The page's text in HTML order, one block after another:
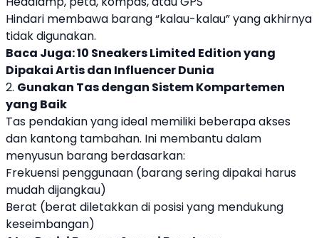
Hindari membawa barang “kalau-kalau” yang akhirnya
tidak digunakan.
Baca Juga:10 Sneakers Limited Edition yang
Dipakai Artis dan Influencer Dunia
2. Gunakan Tas dengan Sistem Kompartemen
yang Baik
Tas pendakian yang ideal memiliki beberapa akses
dan kantong tambahan. Ini membantu dalam
menyusun barang berdasarkan:
Frekuensi penggunaan (barang sering dipakai harus
mudah dijangkau)
Berat (berat diletakkan di posisi yang mendukung
keseimbangan)